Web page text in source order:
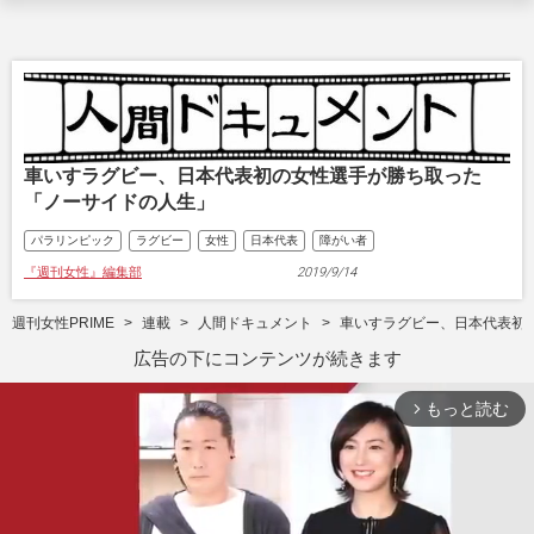
車いすラグビー、日本代表初の女性選手が勝ち取った
「ノーサイドの人生」
パラリンピック ラグビー 女性 日本代表 障がい者
『週刊女性』編集部 2019/9/14
週刊女性PRIME 連載 人間ドキュメント 車いすラグビー、日本代表初
広告の下にコンテンツが続きます
arrow_forward_ios もっと読む